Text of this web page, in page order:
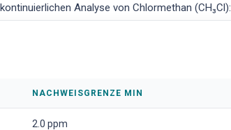
Analyse von Chlormethan (CH₃Cl):
NACHWEISGRENZE MIN
2.0 ppm